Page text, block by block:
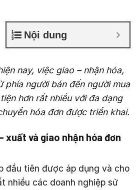
Nội dung
nay, việc giao – nhận hóa,
phía người bán đến người mua
hơn rất nhiều với đa dạng
hóa đơn được triển khai.
xuất và giao nhận hóa đơn
đầu tiên được áp dụng và cho
nhiều các doanh nghiệp sử